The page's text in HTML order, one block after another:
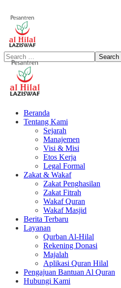
Beranda
Tentang Kami
Sejarah
Manajemen
Visi & Misi
Etos Kerja
Legal Formal
Zakat & Wakaf
Zakat Penghasilan
Zakat Fitrah
Wakaf Quran
Wakaf Masjid
Berita Terbaru
Layanan
Qurban Al-Hilal
Rekening Donasi
Majalah
Aplikasi Quran Hilal
Pengajuan Bantuan Al Quran
Hubungi Kami